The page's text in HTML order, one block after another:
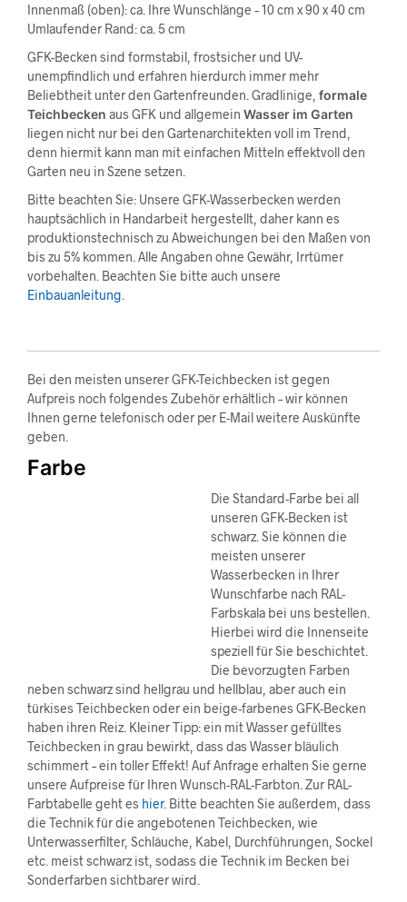
Innenmaß (oben): ca. Ihre Wunschlänge – 10 cm x 90 x 40 cm
Umlaufender Rand: ca. 5 cm
GFK-Becken sind formstabil, frostsicher und UV-
unempfindlich und erfahren hierdurch immer mehr
Beliebtheit unter den Gartenfreunden. Gradlinige, formale
Teichbecken aus GFK und allgemein Wasser im Garten
liegen nicht nur bei den Gartenarchitekten voll im Trend,
denn hiermit kann man mit einfachen Mitteln effektvoll den
Garten neu in Szene setzen.
Bitte beachten Sie: Unsere GFK-Wasserbecken werden
hauptsächlich in Handarbeit hergestellt, daher kann es
produktionstechnisch zu Abweichungen bei den Maßen von
bis zu 5% kommen. Alle Angaben ohne Gewähr, Irrtümer
vorbehalten. Beachten Sie bitte auch unsere
Einbauanleitung
Bei den meisten unserer GFK-Teichbecken ist gegen
Aufpreis noch folgendes Zubehör erhältlich – wir können
Ihnen gerne telefonisch oder per E-Mail weitere Auskünfte
geben.
Farbe
Die Standard-Farbe bei all
unseren GFK-Becken ist
schwarz. Sie können die
meisten unserer
Wasserbecken in Ihrer
Wunschfarbe nach RAL-
Farbskala bei uns bestellen.
Hierbei wird die Innenseite
speziell für Sie beschichtet.
Die bevorzugten Farben
neben schwarz sind hellgrau und hellblau, aber auch ein
türkises Teichbecken oder ein beige-farbenes GFK-Becken
haben ihren Reiz. Kleiner Tipp: ein mit Wasser gefülltes
Teichbecken in grau bewirkt, dass das Wasser bläulich
schimmert – ein toller Effekt! Auf Anfrage erhalten Sie gerne
unsere Aufpreise für Ihren Wunsch-RAL-Farbton. Zur RAL-
Farbtabelle geht es hier. Bitte beachten Sie außerdem, dass
die Technik für die angebotenen Teichbecken, wie
Unterwasserfilter, Schläuche, Kabel, Durchführungen, Sockel
etc. meist schwarz ist, sodass die Technik im Becken bei
Sonderfarben sichtbarer wird.